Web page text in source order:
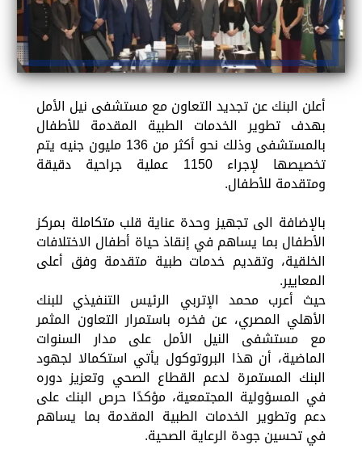
أعلن البنك عن تجديد التعاون مع مستشفى نيل الأمل
بهدف تطوير الخدمات الطبية المقدمة للأطفال
بالمستشفى وذلك نحو أكثر من 136 مليون جنيه يتم
تخصيصها لإجراء 1150 عملية جراحية دقيقة
ومتقدمة للأطفال.
بالإضافة الى تجهيز وحدة عناية قلب متكاملة بمركز
الأطفال بما يساهم في إنقاذ حياة أطفال الاختلافات
الخلقية، وتقديم خدمات طبية متقدمة وفق أعلى
المعايير.
حيث أعرب محمد الإتربي الرئيس التنفيذي للبنك
الأهلي المصري، عن فخره باستمرار التعاون المثمر
مع مستشفى النيل الأمل على مدار السنوات
الماضية، أن هذا البروتوكول يأتي استكمالا لجهود
البنك المستمرة لدعم القطاع الصحي وتعزيز دوره
في المسؤولية المجتمعية، مؤكدًا حرص البنك على
دعم وتطوير الخدمات الطبية المقدمة بما يساهم
في تحسين جودة الرعاية الصحية.